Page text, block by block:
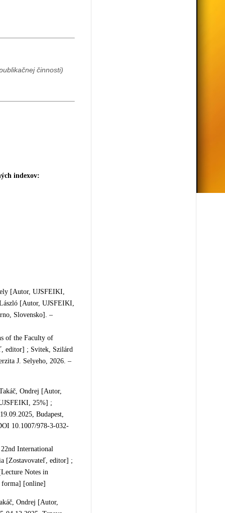
činnosti)
indexov:
[Autor, UJSFEIKI,
[Autor, UJSFEIKI,
Slovensko]. –
of the Faculty of
editor] ; Svitek, Szilárd
J. Selyeho, 2026. –
Ondrej [Autor,
25%] ;
Budapest,
10.1007/978-3-032-
International
[Zostavovateľ, editor] ;
Notes in
forma] [online]
Ondrej [Autor,